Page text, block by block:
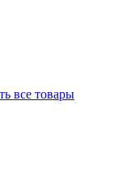
все товары